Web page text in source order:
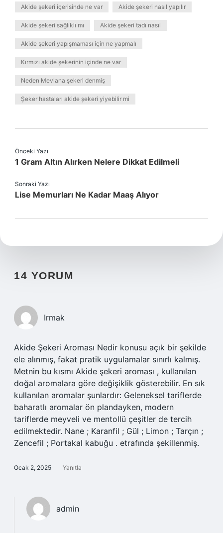
Akide şekeri içerisinde ne var Akide şekeri nasıl yapılır
Akide şekeri sağlıklı mı Akide şekeri tadı nasıl
Akide şekeri yapışmaması için ne yapmalı
Kırmızı akide şekerinin içinde ne var
Neden Mevlana şekeri denmiş
Şeker hastaları akide şekeri yiyebilir mi
Önceki Yazı
1 Gram Altın Alırken Nelere Dikkat Edilmeli
Sonraki Yazı
Lise Memurları Ne Kadar Maaş Alıyor
14 YORUM
Irmak
Akide Şekeri Aroması Nedir konusu açık bir şekilde
ele alınmış, fakat pratik uygulamalar sınırlı kalmış.
Metnin bu kısmı Akide şekeri aroması , kullanılan
doğal aromalara göre değişiklik gösterebilir. En sık
kullanılan aromalar şunlardır: Geleneksel tariflerde
baharatlı aromalar ön plandayken, modern
tariflerde meyveli ve mentollü çeşitler de tercih
edilmektedir. Nane ; Karanfil ; Gül ; Limon ; Tarçın ;
Zencefil ; Portakal kabuğu . etrafında şekillenmiş.
Ocak 2, 2025 Yanıtla
admin